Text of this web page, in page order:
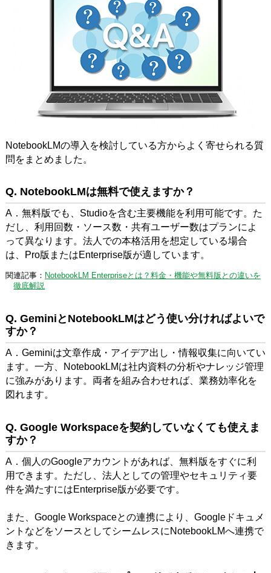
NotebookLMの導入を検討している方からよく寄せられる質
問をまとめました。
Q. NotebookLMは無料で使えますか？
A．無料版でも、Studioを含む主要機能を利用可能です。た
だし、利用回数・ソース数・共有ユーザー数はプランによ
って異なります。法人での本格活用を想定している場合
は、Pro版またはEnterprise版が適しています。
関連記事： NotebookLM Enterpriseとは？料金・機能や無料版との違いを
徹底解説
Q. GeminiとNotebookLMはどう使い分ければよいで
すか？
A．Geminiは文章作成・アイデア出し・情報収集に向いてい
ます。一方、NotebookLMは社内資料の分析やナレッジ管理
に強みがあります。両者を組み合わせれば、業務効率化を
図れます。
Q. Google Workspaceを契約していなくても使えま
すか？
A．個人のGoogleアカウントがあれば、無料版をすぐに利
用できます。ただし、法人としての管理やセキュリティ要
件を満たすにはEnterprise版が必要です。
また、Google Workspaceとの連携により、Googleドキュメ
ントなどをソースとしてシームレスにNotebookLMへ連携で
きます。